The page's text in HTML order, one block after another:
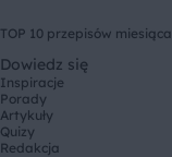
TOP 10 przepisów miesiąca
Dowiedz się
Inspiracje
Porady
Artykuły
Quizy
Redakcja